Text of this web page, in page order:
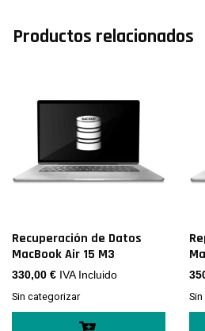
Productos relacionados
Recuperación de Datos
MacBook Air 15 M3
330,00 € IVA Incluido
Sin categorizar